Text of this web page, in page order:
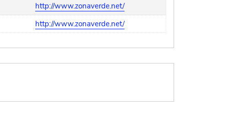
http://www.zonaverde.net/
http://www.zonaverde.net/